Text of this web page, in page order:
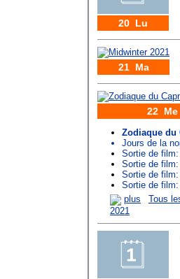
20 Lu
21 Ma
22 Me
Zodiaque du
Jours de la
Sortie de
Sortie de
Sortie de
Sortie de
plus
Tous
2021